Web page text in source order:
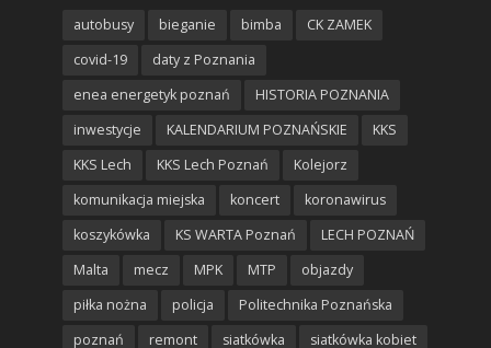
autobusy bieganie bimba
CK ZAMEK
covid-19
daty z Poznania
enea energetyk poznań
HISTORIA POZNANIA
inwestycje
KALENDARIUM POZNAŃSKIE
KKS
KKS Lech
KKS Lech Poznań
Kolejorz
komunikacja miejska
koncert
koronawirus
koszykówka
KS WARTA Poznań
LECH POZNAŃ
Malta
mecz MPK MTP
objazdy
piłka nożna
policja
Politechnika Poznańska
poznań
remont siatkówka siatkówka kobiet